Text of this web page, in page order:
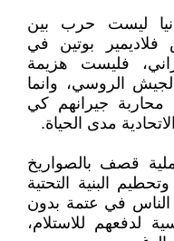
ليست حرب بين
بوتين في
فليست هزيمة
الروسي، وانما
جيرانهم كي
مدى الحياة.
قصف بالصواريخ
البنية التحتية
الناس في عتمة بدون
لدفعهم للاستلام،